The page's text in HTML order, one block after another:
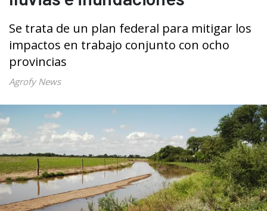
Se trata de un plan federal para mitigar los
impactos en trabajo conjunto con ocho
provincias
Agrofy News